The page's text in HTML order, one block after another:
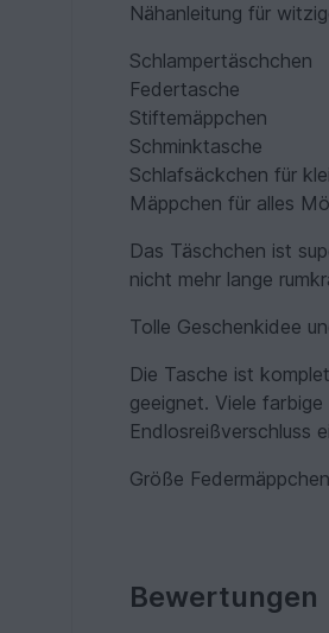
Nähanleitung für
Schlampertäschchen
Federtasche
Stiftemäppchen
Schminktasche
Schlafsäckchen für
Mäppchen für alles
Das Täschchen ist
nicht mehr lange
Tolle Geschenkidee
Die Tasche ist
geeignet. Viele
Endlosreißverschluss
Größe
Bewertungen